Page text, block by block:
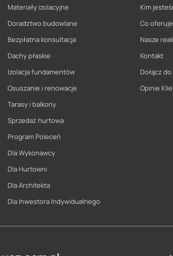
Materiały izolacyjne
Doradztwo budowlane
Bezpłatna konsultacja
Dachy płaskie
Izolacja fundamentów
Osuszanie i renowacje
Tarasy i balkony
Sprzedaż hurtowa
Program Poleceń
Dla Wykonawcy
Dla Hurtowni
Dla Architekta
Dla Inwestora Indywidualnego
Kim
Co
Nasze
Kontakt
Dołącz
Opinie